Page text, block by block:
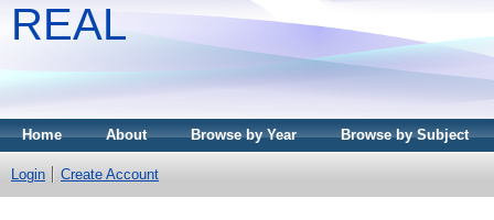
REAL
Home About Browse by Year Browse by Subject
Login Create Account